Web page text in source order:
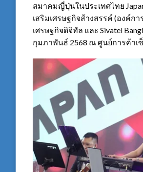
สมาคมญี่ปุ่นในประเทศไทย
เสริมเศรษฐกิจส้างสรรค์ (องค์ก
เศรษฐกิจดิจิทัล และ Sivatel
กุมภาพันธ์ 2568 ณ ศูนย์การค้าเ